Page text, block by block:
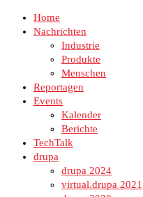
Home
Nachrichten
Industrie
Produkte
Menschen
Reportagen
Events
Kalender
Berichte
TechTalk
drupa
drupa 2024
virtual.drupa 2021